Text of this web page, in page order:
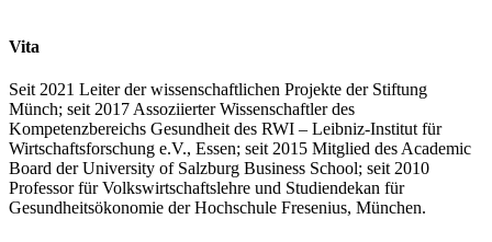
Vita
Seit 2021 Leiter der wissenschaftlichen Projekte der Stiftung
Münch; seit 2017 Assoziierter Wissenschaftler des
Kompetenzbereichs Gesundheit des RWI – Leibniz-Institut für
Wirtschaftsforschung e.V., Essen; seit 2015 Mitglied des Academic
Board der University of Salzburg Business School; seit 2010
Professor für Volkswirtschaftslehre und Studiendekan für
Gesundheitsökonomie der Hochschule Fresenius, München.